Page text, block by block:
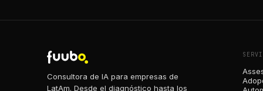
Consultora de IA para empresas de
LatAm. Desde el diagnóstico hasta los